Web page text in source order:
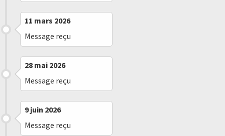
11 mars 2026
Message reçu
28 mai 2026
Message reçu
9 juin 2026
Message reçu